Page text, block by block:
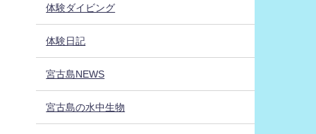
体験ダイビング
体験日記
宮古島NEWS
宮古島の水中生物